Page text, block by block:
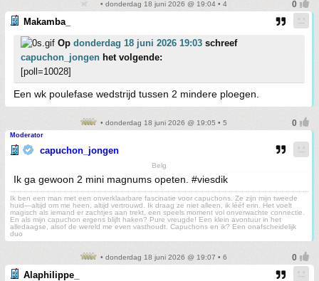
• donderdag 18 juni 2026 @ 19:04 • 4
Makamba_
Op donderdag 18 juni 2026 19:03 schreef
capuchon_jongen het volgende:
[poll=10028]
Een wk poulefase wedstrijd tussen 2 mindere ploegen.
• donderdag 18 juni 2026 @ 19:05 • 5
Moderator
capuchon_jongen
Belg
Ik ga gewoon 2 mini magnums opeten. #viesdik
Ik ben een man met een onverklaarbare fascinatie voor capuchons. Ze zijn mijn tweede
huid—altijd om me heen, altijd vertrouwd. Ik draag ze niet alleen, ik lééf erin. Het voelt
magisch als iemand er zachtjes aan trekt, een speels moment vol onverwachte connectie.
En als mijn capuchon ergens blijft haken? Pure vreugde! Een klein avontuur in het
alledaagse, alsof de wereld me even vasthoudt. Capuchons en ik? Een onafscheidelijk
duo
• donderdag 18 juni 2026 @ 19:07 • 6
Alaphilippe_